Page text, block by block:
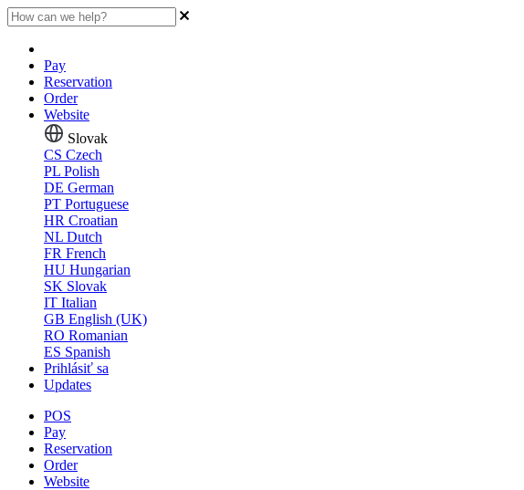
Pay
Reservation
Order
Website
Slovak
CS Czech
PL Polish
DE German
PT Portuguese
HR Croatian
NL Dutch
FR French
HU Hungarian
SK Slovak
IT Italian
GB English (UK)
RO Romanian
ES Spanish
Prihlásiť sa
Updates
POS
Pay
Reservation
Order
Website